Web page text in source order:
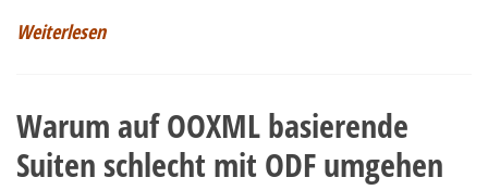
Weiterlesen
Warum auf OOXML basierende
Suiten schlecht mit ODF umgehen